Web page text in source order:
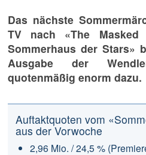
Das nächste
TV nach «The
Sommerhaus der Stars»
Ausgabe der
quotenmäßig enorm dazu.
Auftaktquoten vom
aus der Vorwoche
2,96 Mio. / 24,5 %